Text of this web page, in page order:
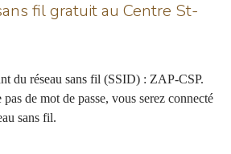
fil gratuit au Centre St-
du réseau sans fil (SSID) : ZAP-CSP.
de mot de passe, vous serez connecté
sans fil.